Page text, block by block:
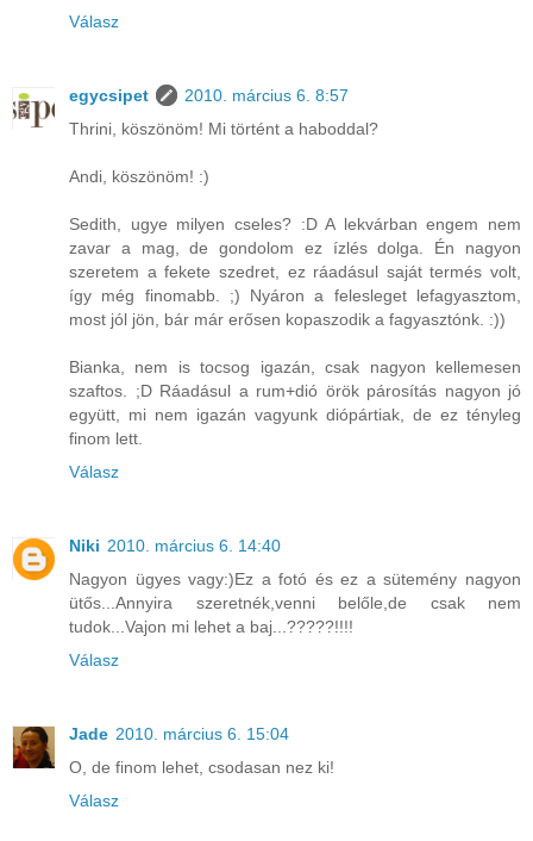
Válasz
egycsipet
2010. március 6. 8:57
Thrini, köszönöm! Mi történt a haboddal?
Andi, köszönöm! :)
Sedith, ugye milyen cseles? :D A lekvárban engem nem
zavar a mag, de gondolom ez ízlés dolga. Én nagyon
szeretem a fekete szedret, ez ráadásul saját termés volt,
így még finomabb. ;) Nyáron a felesleget lefagyasztom,
most jól jön, bár már erősen kopaszodik a fagyasztónk. :))
Bianka, nem is tocsog igazán, csak nagyon kellemesen
szaftos. ;D Ráadásul a rum+dió örök párosítás nagyon jó
együtt, mi nem igazán vagyunk diópártiak, de ez tényleg
finom lett.
Válasz
Niki 2010. március 6. 14:40
Nagyon ügyes vagy:)Ez a fotó és ez a sütemény nagyon
ütős...Annyira szeretnék,venni belőle,de csak nem
tudok...Vajon mi lehet a baj...?????!!!!
Válasz
Jade 2010. március 6. 15:04
O, de finom lehet, csodasan nez ki!
Válasz